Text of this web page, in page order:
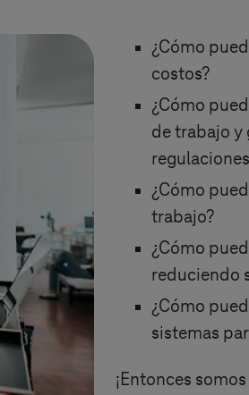
¿Cómo
costos?
¿Cómo
de trabajo y
¿Cómo
trabajo?
¿Cómo
reduciendo
¿Cómo
sistemas
¡Entonces